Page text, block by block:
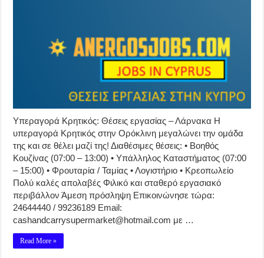
Υπεραγορά Κρητικός: Θέσεις εργασίας – Λάρνακα Η
υπεραγορά Κρητικός στην Ορόκλινη μεγαλώνει την ομάδα
της και σε θέλει μαζί της! Διαθέσιμες θέσεις: • Βοηθός
Κουζίνας (07:00 – 13:00) • Υπάλληλος Καταστήματος (07:00
– 15:00) • Φρουταρία / Ταμίας • Λογιστήριο • Κρεοπωλείο
Πολύ καλές απολαβές Φιλικό και σταθερό εργασιακό
περιβάλλον Άμεση πρόσληψη Επικοινώνησε τώρα:
24644440 / 99236189 Email:
cashandcarrysupermarket@hotmail.com με …
Read More »